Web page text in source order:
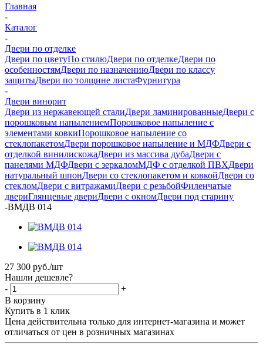
Главная
-
Каталог
-
Двери по отделке
Двери по цветуПо стилюДвери по отделкеДвери по
особенностямДвери по назначениюДвери по классу
защитыДвери по толщине листаФурнитура
-
Двери винорит
Двери из нержавеющей сталиДвери ламинированныеДвери с
порошковым напылениемПорошковое напыление с
элементами ковкиПорошковое напыление со
стеклопакетомДвери порошковое напыление и МДФДвери с
отделкой винилискожаДвери из массива дубаДвери с
панелями МДФДвери с зеркаломМДФ с отделкой ПВХДвери
натуральный шпонДвери со стеклопакетом и ковкойДвери со
стекломДвери с витражамиДвери с резьбойФиленчатые
двериГлянцевые двериДвери с окномДвери под старину
-ВМДВ 014
27 300 руб./шт
Нашли дешевле?
-
+
В корзину
Купить в 1 клик
Цена действительна только для интернет-магазина и может
отличаться от цен в розничных магазинах